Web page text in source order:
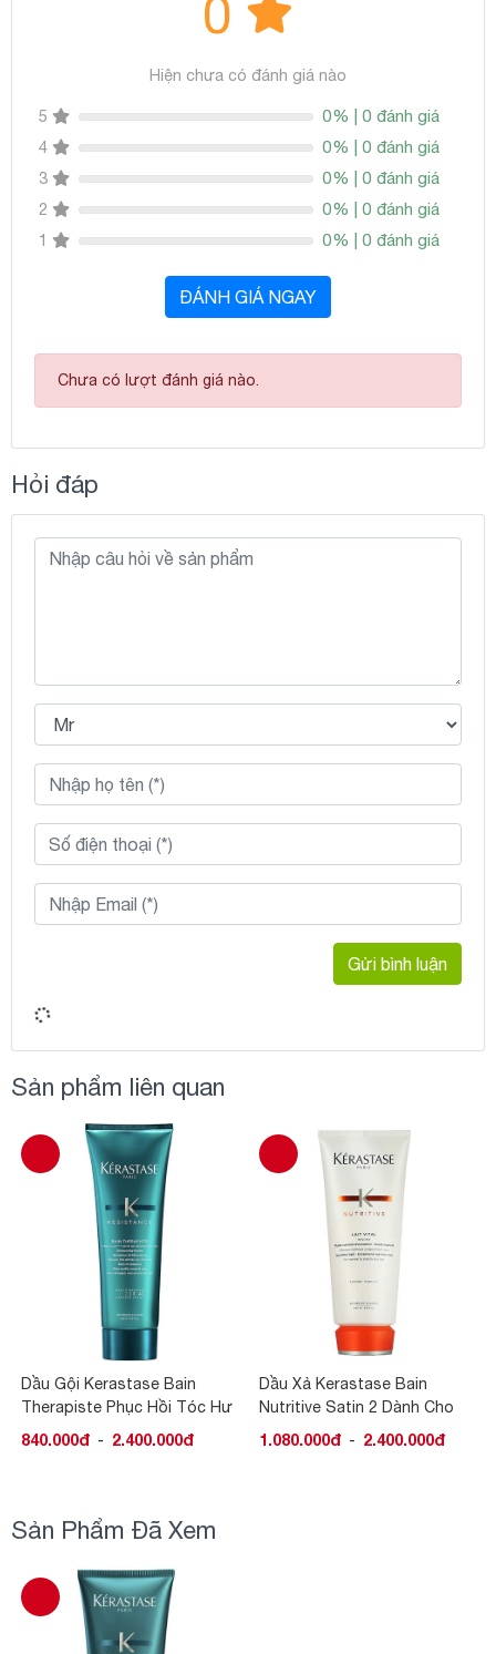
0
Hiện chưa có đánh giá nào
5 0% | 0 đánh giá
4 0% | 0 đánh giá
3 0% | 0 đánh giá
2 0% | 0 đánh giá
1 0% | 0 đánh giá
ĐÁNH GIÁ NGAY
Chưa có lượt đánh giá nào.
Hỏi đáp
Gửi bình luận
Sản phẩm liên quan
Dầu Gội Kerastase Bain
Therapiste Phục Hồi Tóc Hư
Tổn
840.000đ - 2.400.000đ
Dầu Xả Kerastase Bain
Nutritive Satin 2 Dành Cho
Tóc Khô
1.080.000đ - 2.400.000đ
Sản Phẩm Đã Xem